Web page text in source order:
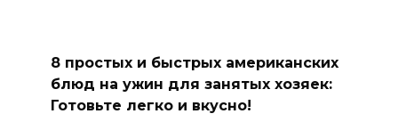
8 простых и быстрых американских
блюд на ужин для занятых хозяек:
Готовьте легко и вкусно!